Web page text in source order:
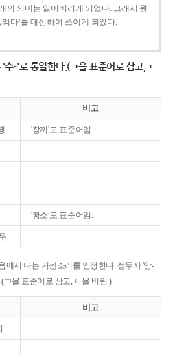
의 의미는 잃어버리게 되었다. 그래서 원
리다’를 대신하여 쓰이게 되었다.
수-'로 통일한다.(ㄱ을 표준어로 삼고, ㄴ
비고
'장끼'도 표준어임.
'황소'도 표준어임.
에서 나는 거센소리를 인정한다. 접두사 '암-
을 표준어로 삼고, ㄴ을 버림.)
비고